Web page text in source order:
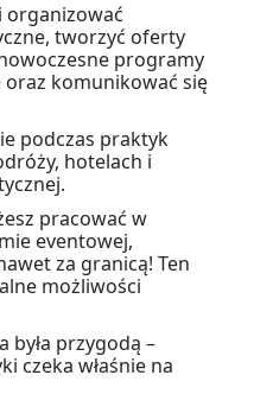
organizować
tworzyć oferty
programy
komunikować się
podczas praktyk
hotelach i
pracować w
eventowej,
za granicą! Ten
możliwości
była przygodą –
czeka właśnie na